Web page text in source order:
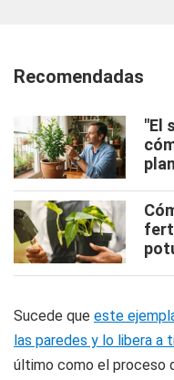
Recomendadas
"El
Sucede que este
las paredes y lo libera a
último como el proceso